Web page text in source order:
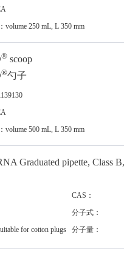
volume 250 mL, L 350 mm
® scoop
®勺子
volume 500 mL, L 350 mm
Graduated pipette, Class
CAS：
分子式：
for cotton plugs
分子量：